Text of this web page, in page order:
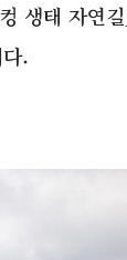
생태 자연
.